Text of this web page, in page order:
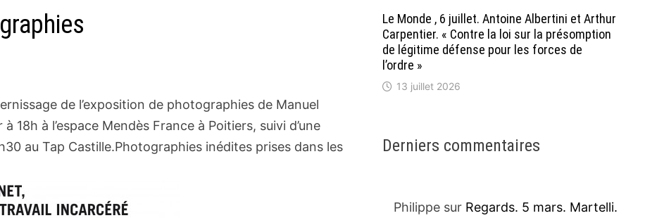
de l’exposition de photographies de Manuel
18h à l’espace Mendès France à Poitiers, suivi d’une
au Tap Castille.Photographies inédites prises dans les
Le Monde , 6 juillet. Antoine Albertini et Arthur
Carpentier. « Contre la loi sur la présomption
de légitime défense pour les forces de
l’ordre »
13 juillet 2026
Derniers commentaires
Philippesur Regards. 5 mars. Martelli.